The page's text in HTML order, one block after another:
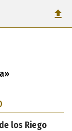
los Riego